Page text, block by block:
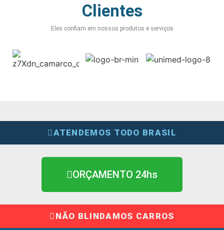
Clientes
Eles confiam em nossos produtos e serviços
ATENDEMOS TODO BRASIL
ORÇAMENTO 24hs
NÃO BLINDAMOS CARROS